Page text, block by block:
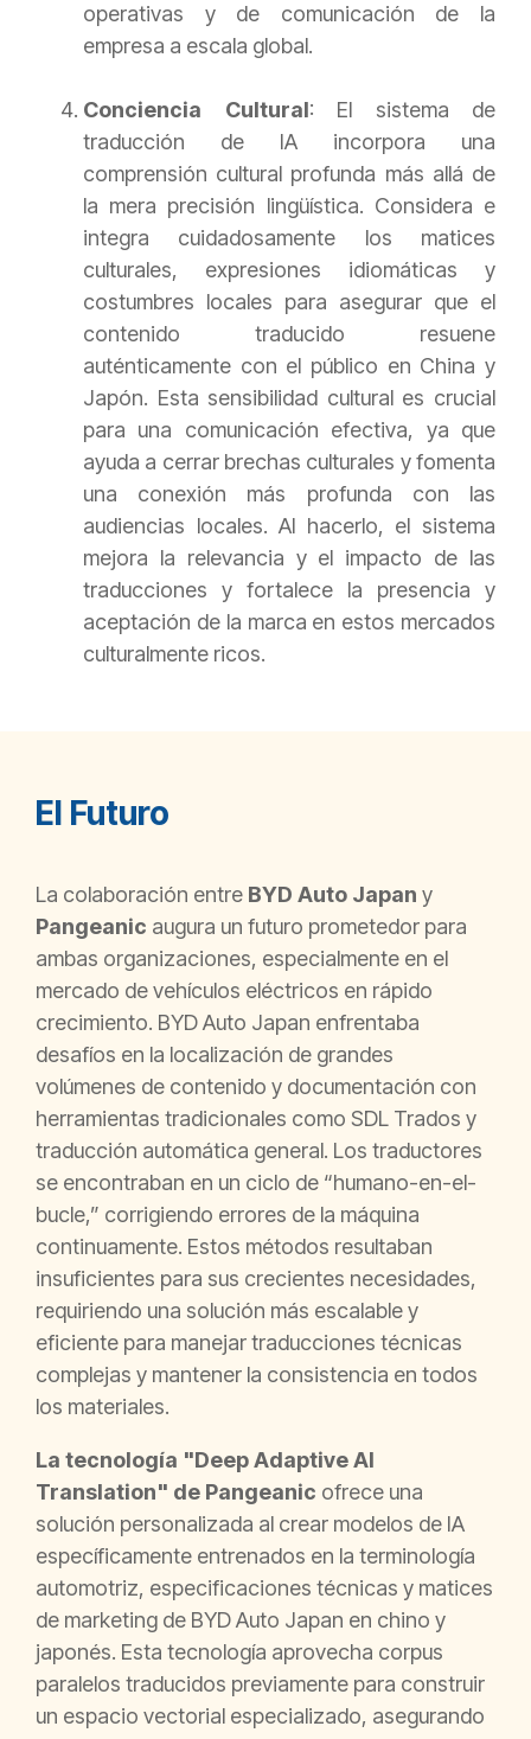
operativas y de comunicación de la
empresa a escala global.
Conciencia Cultural: El sistema de
traducción de IA incorpora una
comprensión cultural profunda más allá de
la mera precisión lingüística. Considera e
integra cuidadosamente los matices
culturales, expresiones idiomáticas y
costumbres locales para asegurar que el
contenido traducido resuene
auténticamente con el público en China y
Japón. Esta sensibilidad cultural es crucial
para una comunicación efectiva, ya que
ayuda a cerrar brechas culturales y fomenta
una conexión más profunda con las
audiencias locales. Al hacerlo, el sistema
mejora la relevancia y el impacto de las
traducciones y fortalece la presencia y
aceptación de la marca en estos mercados
culturalmente ricos.
El Futuro
La colaboración entre BYD Auto Japan y
Pangeanic augura un futuro prometedor para
ambas organizaciones, especialmente en el
mercado de vehículos eléctricos en rápido
crecimiento. BYD Auto Japan enfrentaba
desafíos en la localización de grandes
volúmenes de contenido y documentación con
herramientas tradicionales como SDL Trados y
traducción automática general. Los traductores
se encontraban en un ciclo de “humano-en-el-
bucle,” corrigiendo errores de la máquina
continuamente. Estos métodos resultaban
insuficientes para sus crecientes necesidades,
requiriendo una solución más escalable y
eficiente para manejar traducciones técnicas
complejas y mantener la consistencia en todos
los materiales.
La tecnología "Deep Adaptive AI
Translation" de Pangeanic ofrece una
solución personalizada al crear modelos de IA
específicamente entrenados en la terminología
automotriz, especificaciones técnicas y matices
de marketing de BYD Auto Japan en chino y
japonés. Esta tecnología aprovecha corpus
paralelos traducidos previamente para construir
un espacio vectorial especializado, asegurando